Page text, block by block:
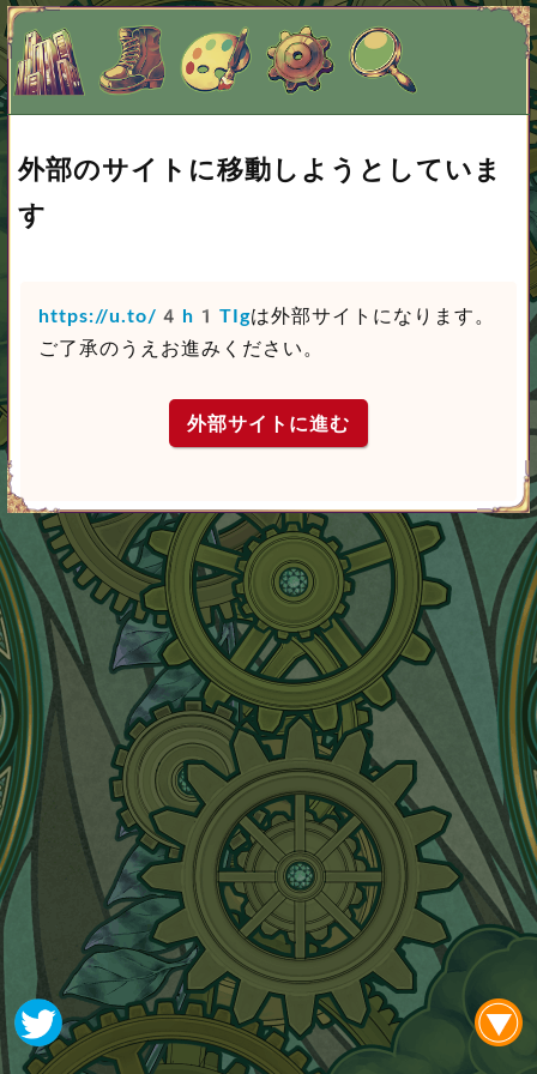
外部のサイトに移動しようとしていま
す
https://u.to/4h1TIgは外部サイトになります。
ご了承のうえお進みください。
外部サイトに進む